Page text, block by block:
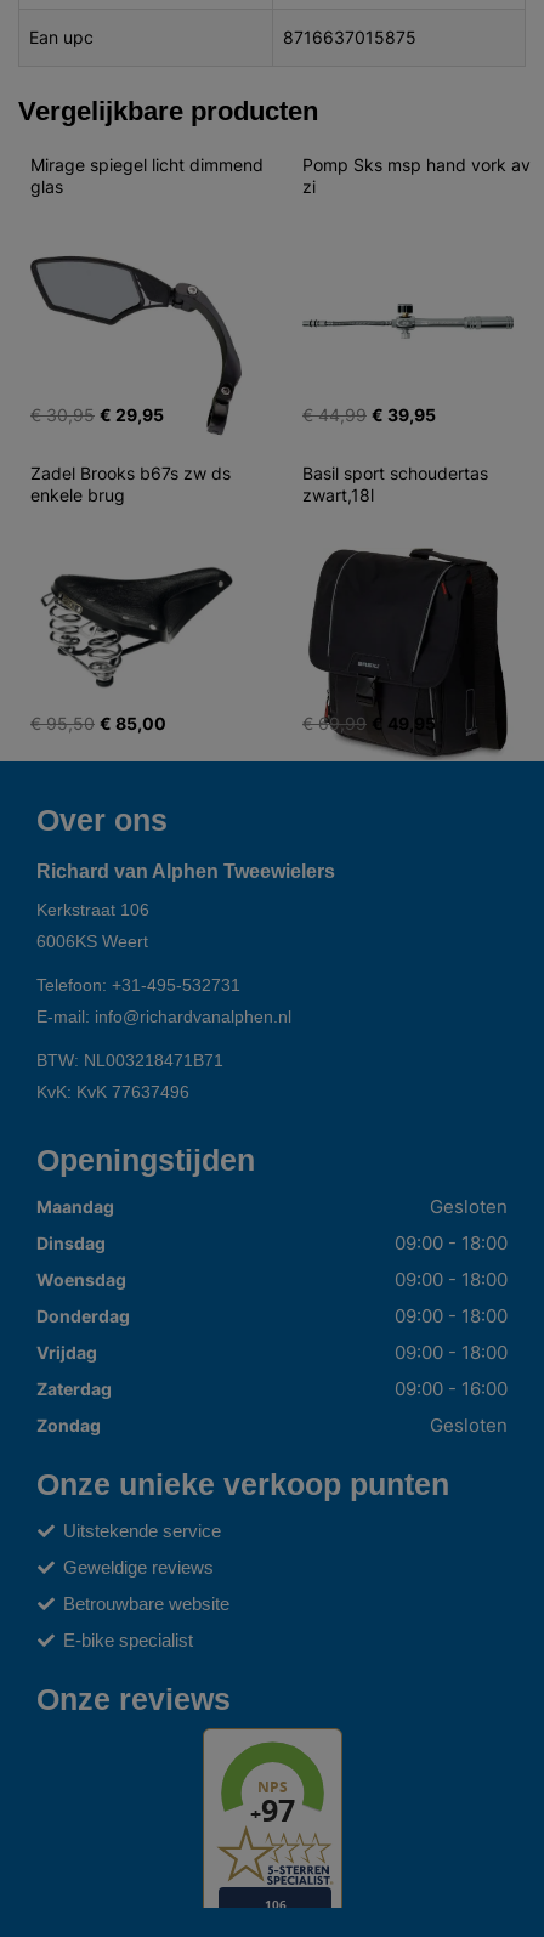
Ean upc 8716637015875
Vergelijkbare producten
Mirage spiegel licht dimmend
glas
€ 30,95 € 29,95
Pomp Sks msp hand vork av
zi
€ 44,99 € 39,95
Zadel Brooks b67s zw ds
enkele brug
€ 95,50 € 85,00
Basil sport schoudertas
zwart,18l
€ 69,99 € 49,95
Over ons
Richard van Alphen Tweewielers
Kerkstraat 106
6006KS Weert
Telefoon: +31-495-532731
E-mail: info@richardvanalphen.nl
BTW: NL003218471B71
KvK: KvK 77637496
Openingstijden
Maandag Gesloten
Dinsdag 09:00 - 18:00
Woensdag 09:00 - 18:00
Donderdag 09:00 - 18:00
Vrijdag 09:00 - 18:00
Zaterdag 09:00 - 16:00
Zondag Gesloten
Onze unieke verkoop punten
Uitstekende service
Geweldige reviews
Betrouwbare website
E-bike specialist
Onze reviews